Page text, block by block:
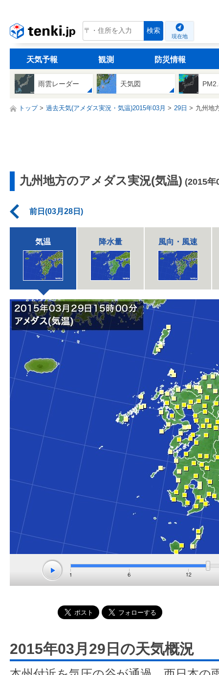
tenki.jp 検索
現在地
天気予報 観測 防災情報
雨雲レーダー 天気図
トップ 過去天気(アメダス実況・気温)2015年03月 29日 九州地
九州地方のアメダス実況(気温) (2015年
前日(03月28日)
気温 降水量 風向・風速
2015年03月29日の天気概況